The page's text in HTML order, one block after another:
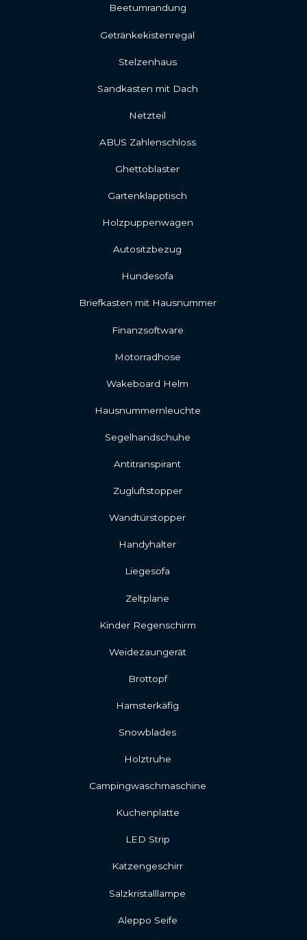
Beetumrandung
Getränkekistenregal
Stelzenhaus
Sandkasten mit Dach
Netzteil
ABUS Zahlenschloss
Ghettoblaster
Gartenklapptisch
Holzpuppenwagen
Autositzbezug
Hundesofa
Briefkasten mit Hausnummer
Finanzsoftware
Motorradhose
Wakeboard Helm
Hausnummernleuchte
Segelhandschuhe
Antitranspirant
Zugluftstopper
Wandtürstopper
Handyhalter
Liegesofa
Zeltplane
Kinder Regenschirm
Weidezaungerät
Brottopf
Hamsterkäfig
Snowblades
Holztruhe
Campingwaschmaschine
Kuchenplatte
LED Strip
Katzengeschirr
Salzkristalllampe
Aleppo Seife